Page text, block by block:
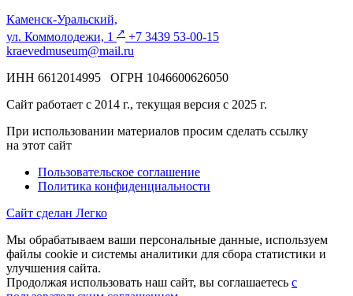
Каменск-Уральский,
ул. Коммолодежи, 1 ↗️ +7 3439 53-00-15
kraevedmuseum@mail.ru
ИНН 6612014995 ОГРН 1046600626050
Сайт работает с 2014 г., текущая версия с 2025 г.
При использовании материалов просим сделать ссылку
на этот сайт
Пользовательское соглашение
Политика конфиденциальности
Сайт сделан Легко
Мы обрабатываем ваши персональные данные, используем
файлы cookie и системы аналитики для сбора статистики и
улучшения сайта.
Продолжая использовать наш сайт, вы соглашаетесь с